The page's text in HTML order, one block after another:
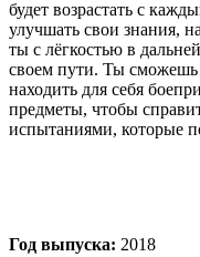
будет возрастать с
улучшать свои знания,
ты с лёгкостью в
своем пути. Ты сможешь
находить для себя
предметы, чтобы
испытаниями, которые
Год выпуска: 2018